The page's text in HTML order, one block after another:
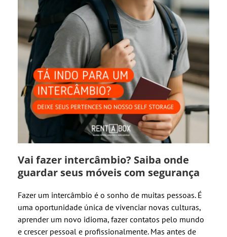
Vai fazer intercâmbio? Saiba onde
guardar seus móveis com segurança
Fazer um intercâmbio é o sonho de muitas pessoas. É
uma oportunidade única de vivenciar novas culturas,
aprender um novo idioma, fazer contatos pelo mundo
e crescer pessoal e profissionalmente. Mas antes de